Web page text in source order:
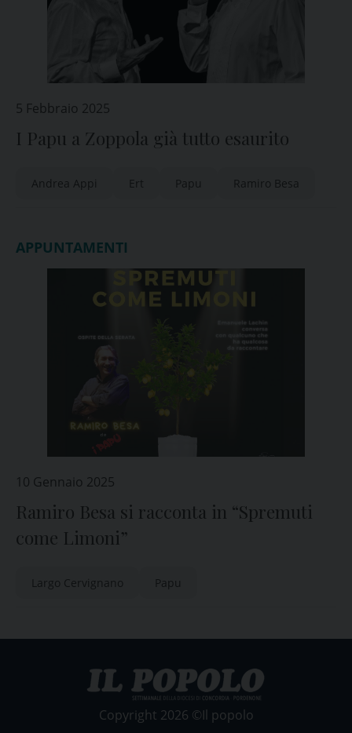
5 Febbraio 2025
I Papu a Zoppola già tutto esaurito
Andrea Appi Ert Papu Ramiro Besa
APPUNTAMENTI
10 Gennaio 2025
Ramiro Besa si racconta in “Spremuti
come Limoni”
Largo Cervignano Papu
Copyright 2026 ©Il popolo